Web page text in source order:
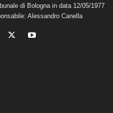
di Bologna in data 12/05/1977
Alessandro Canella